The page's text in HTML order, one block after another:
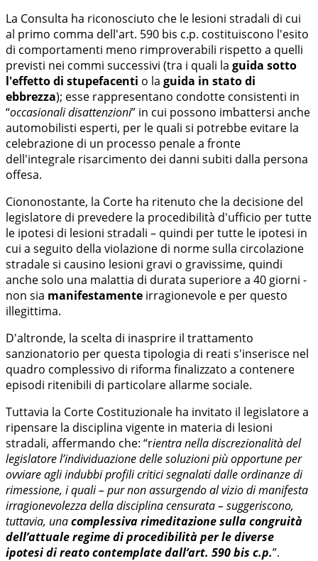
La Consulta ha riconosciuto che le lesioni stradali di cui
al primo comma dell'art. 590 bis c.p. costituiscono l'esito
di comportamenti meno rimproverabili rispetto a quelli
previsti nei commi successivi (tra i quali la guida sotto
l'effetto di stupefacenti o la guida in stato di
ebbrezza); esse rappresentano condotte consistenti in
“occasionali disattenzioni” in cui possono imbattersi anche
automobilisti esperti, per le quali si potrebbe evitare la
celebrazione di un processo penale a fronte
dell'integrale risarcimento dei danni subiti dalla persona
offesa.
Ciononostante, la Corte ha ritenuto che la decisione del
legislatore di prevedere la procedibilità d'ufficio per tutte
le ipotesi di lesioni stradali – quindi per tutte le ipotesi in
cui a seguito della violazione di norme sulla circolazione
stradale si causino lesioni gravi o gravissime, quindi
anche solo una malattia di durata superiore a 40 giorni -
non sia manifestamente irragionevole e per questo
illegittima.
D'altronde, la scelta di inasprire il trattamento
sanzionatorio per questa tipologia di reati s'inserisce nel
quadro complessivo di riforma finalizzato a contenere
episodi ritenibili di particolare allarme sociale.
Tuttavia la Corte Costituzionale ha invitato il legislatore a
ripensare la disciplina vigente in materia di lesioni
stradali, affermando che: “rientra nella discrezionalità del
legislatore l’individuazione delle soluzioni più opportune per
ovviare agli indubbi profili critici segnalati dalle ordinanze di
rimessione, i quali – pur non assurgendo al vizio di manifesta
irragionevolezza della disciplina censurata – suggeriscono,
tuttavia, unacomplessiva rimeditazione sulla congruità
dell’attuale regime di procedibilità per le diverse
ipotesi di reato contemplate dall’art. 590 bis c.p.”.